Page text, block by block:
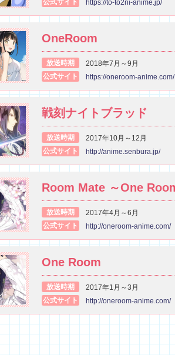
公式サイト
https://to-to2ni-anime.jp/
OneRoom
放送時期
2018年7月～9月
公式サイト
https://oneroom-anime.com/
戦刻ナイトブラッド
放送時期
2017年10月～12月
公式サイト
http://anime.senbura.jp/
Room Mate ～One
放送時期
2017年4月～6月
公式サイト
http://oneroom-anime.com/
One Room
放送時期
2017年1月～3月
公式サイト
http://oneroom-anime.com/